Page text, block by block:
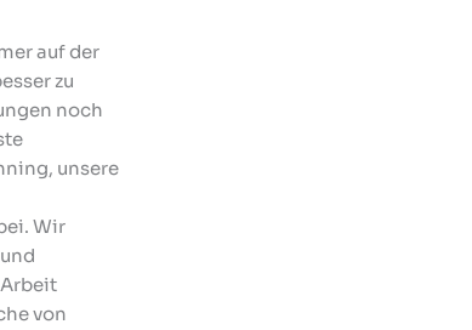
auf der
zu
noch
unsere
Wir
von